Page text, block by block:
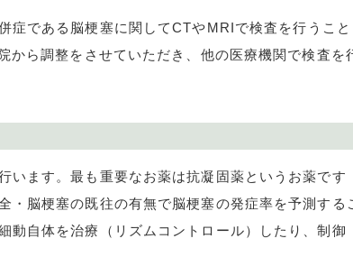
症である脳梗塞に関してCTやMRIで検査を行うこと
から調整をさせていただき、他の医療機関で検査
ます。最も重要なお薬は抗凝固薬というお薬です
・脳梗塞の既往の有無で脳梗塞の発症率を予測す
動自体を治療（リズムコントロール）したり、制御